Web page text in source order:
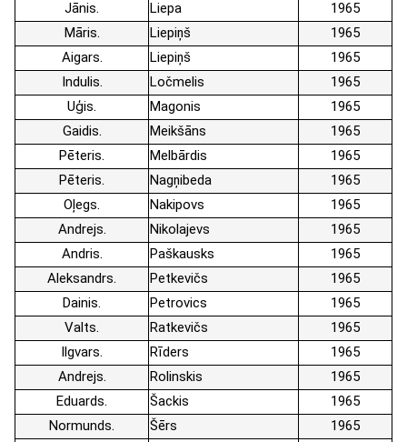
Jānis Liepa
1965
Māris
Liepiņš
1965
Aigars
Liepiņš
1965
Indulis
Ločmelis
1965
Uģis
Magonis
1965
Gaidis
Meikšāns
1965
Pēteris
Melbārdis
1965
Pēteris
Nagņibeda
1965
Oļegs
Nakipovs
1965
Andrejs
Nikolajevs
1965
Andris
Paškausks
1965
Aleksandrs
Petkevičs
1965
Dainis
Petrovics
1965
Valts
Ratkevičs
1965
Ilgvars
Rīders
1965
Andrejs
Rolinskis
1965
Eduards
Šackis
1965
Normunds
Šērs
1965